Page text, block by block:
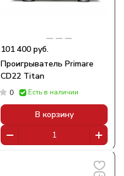
101 400 руб.
Проигрыватель Primare
CD22 Titan
0 Есть в наличии
В корзину